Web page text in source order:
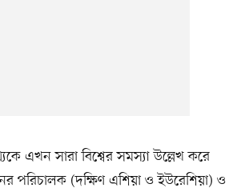
এখন সারা বিশ্বের সমস্যা উল্লেখ করে
পরিচালক (দক্ষিণ এশিয়া ও ইউরেশিয়া) ও